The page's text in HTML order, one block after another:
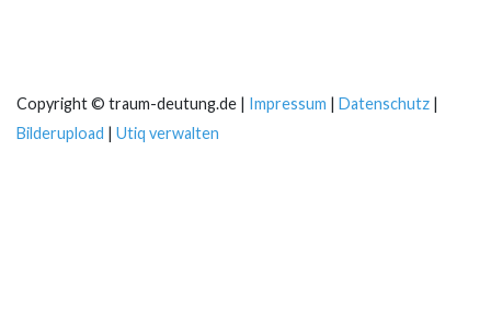
Copyright © traum-deutung.de | Impressum | Datenschutz |
Bilderupload | Utiq verwalten